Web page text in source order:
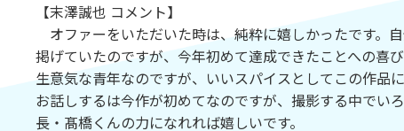
【末澤誠也 コメント】
オファーをいただいた時は、純粋に嬉しかったです。
掲げていたのですが、今年初めて達成できたことへの喜
生意気な青年なのですが、いいスパイスとしてこの作品
お話しするは今作が初めてなのですが、撮影する中でい
長・髙橋くんの力になれれば嬉しいです。